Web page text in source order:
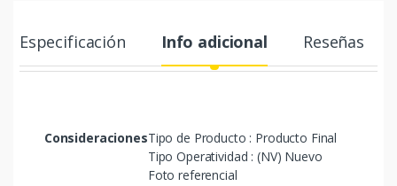
Especificación Info adicional Reseñas
ConsideracionesTipo de Producto : Producto Final
Tipo Operatividad : (NV) Nuevo
Foto referencial